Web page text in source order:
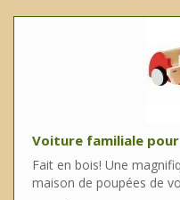
Voiture familiale
Fait en bois! Une
maison de poupées de